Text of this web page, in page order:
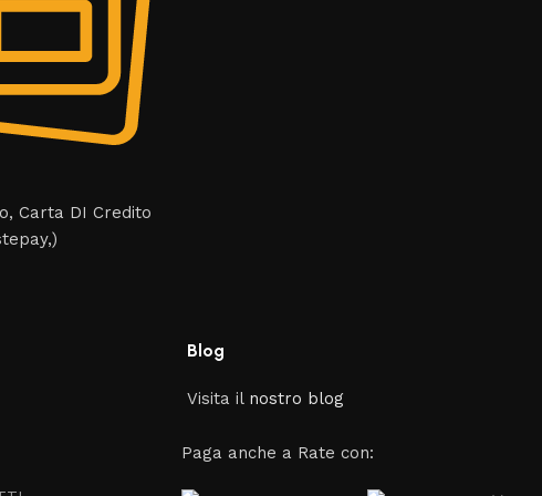
Carta DI Credito
Blog
Visita il nostro blog
Paga anche a Rate con: